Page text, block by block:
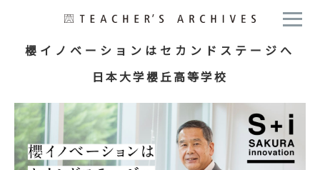
櫻イノベーションはセカンドステージへ
日本大学櫻丘高等学校